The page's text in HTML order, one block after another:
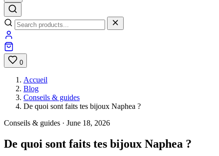
0
Accueil
Blog
Conseils & guides
De quoi sont faits tes bijoux Naphea ?
Conseils & guides · June 18, 2026
De quoi sont faits tes bijoux Naphea ?